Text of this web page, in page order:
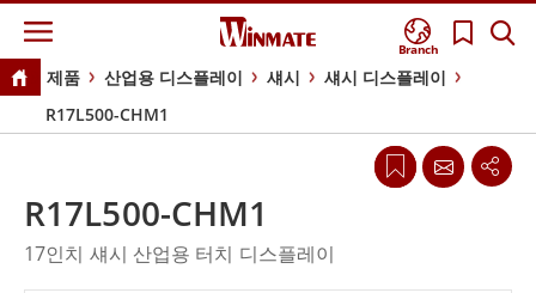
Branch
제품 산업용 디스플레이 섀시
섀시 디스플레이
R17L500-CHM1
R17L500-CHM1
17인치 섀시 산업용 터치 디스플레이